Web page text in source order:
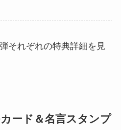
それぞれの特典詳細を見
ード＆名言スタンプ